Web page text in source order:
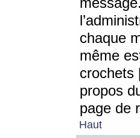
chaque
même
crochets
propos
page de
Haut